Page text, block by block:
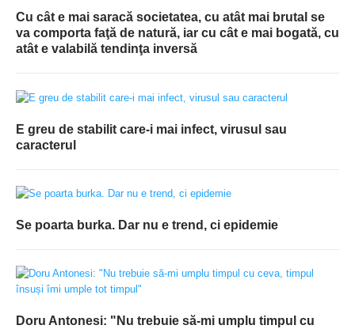
Cu cât e mai saracă societatea, cu atât mai brutal se
va comporta faţă de natură, iar cu cât e mai bogată, cu
atât e valabilă tendinţa inversă
E greu de stabilit care-i mai infect, virusul sau
caracterul
Se poarta burka. Dar nu e trend, ci epidemie
Doru Antonesi: "Nu trebuie să-mi umplu timpul cu